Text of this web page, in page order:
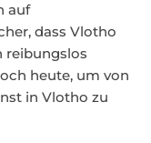
auf
dass Vlotho
reibungslos
heute, um von
in Vlotho zu